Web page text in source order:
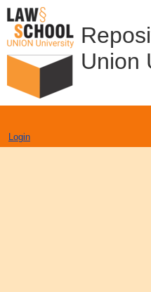
Union
Login